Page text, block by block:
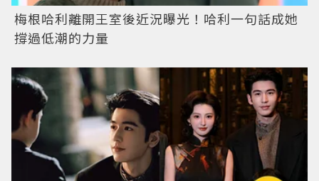
梅根哈利離開王室後近況曝光！哈利一句話成她
撐過低潮的力量